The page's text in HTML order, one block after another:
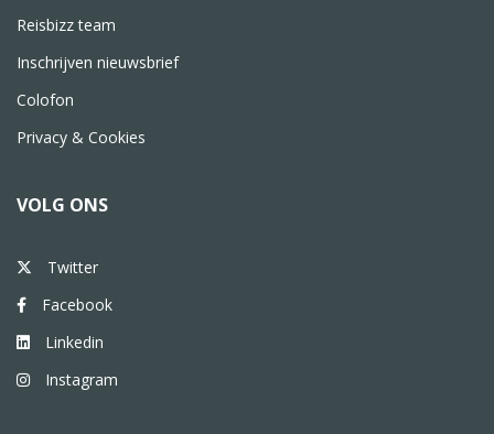
Reisbizz team
Inschrijven nieuwsbrief
Colofon
Privacy & Cookies
VOLG ONS
Twitter
Facebook
Linkedin
Instagram